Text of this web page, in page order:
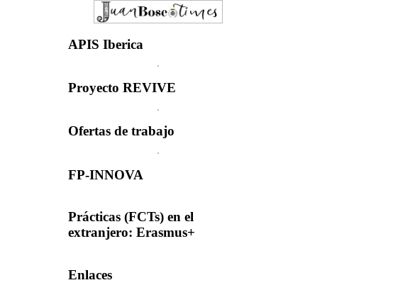
APIS Iberica
Proyecto REVIVE
Ofertas de trabajo
FP-INNOVA
Prácticas (FCTs) en el
extranjero: Erasmus+
Enlaces